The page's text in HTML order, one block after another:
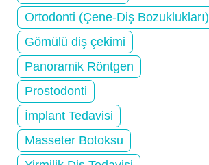
Ortodonti (Çene-Diş Bozuklukları)
Gömülü diş çekimi
Panoramik Röntgen
Prostodonti
İmplant Tedavisi
Masseter Botoksu